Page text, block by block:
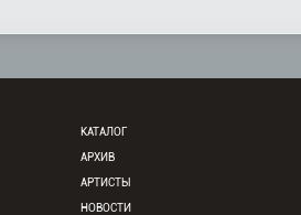
КАТАЛОГ
АРХИВ
АРТИСТЫ
НОВОСТИ